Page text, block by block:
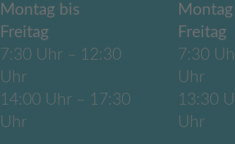
Montag bis
Freitag
7:30 Uhr – 12:30
Uhr
14:00 Uhr – 17:30
Uhr
Freitag
7:30
Uhr
13:30
Uhr